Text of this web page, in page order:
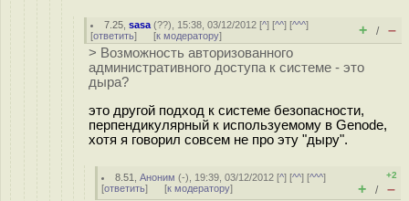
7.25 ,sasa (??), 15:38, 03/12/2012 [^] [^^] [^^^]
[ответить] [к модератору] + / –
> Возможность авторизованного
административного доступа к системе - это
дыра?
это другой подход к системе безопасности,
перпендикулярный к используемому в Genode,
хотя я говорил совсем не про эту "дыру".
8.51 ,Аноним (-), 19:39, 03/12/2012 [^] [^^] [^^^]
[ответить] [к модератору]
+2
+ / –